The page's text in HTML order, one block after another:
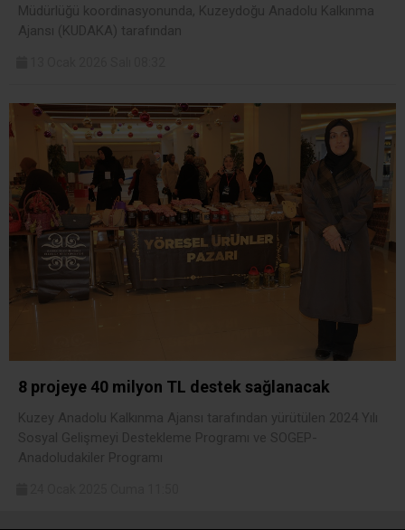
Müdürlüğü koordinasyonunda, Kuzeydoğu Anadolu Kalkınma
Ajansı (KUDAKA) tarafından
8 projeye 40 milyon TL destek sağlanacak
Kuzey Anadolu Kalkınma Ajansı tarafından yürütülen 2024 Yılı
Sosyal Gelişmeyi Destekleme Programı ve SOGEP-
Anadoludakiler Programı